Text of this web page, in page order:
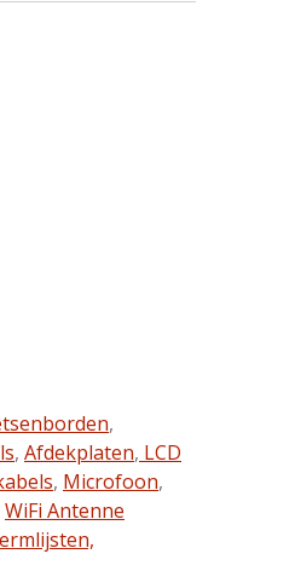
,
, Afdekplaten, LCD
, Microfoon,
WiFi Antenne